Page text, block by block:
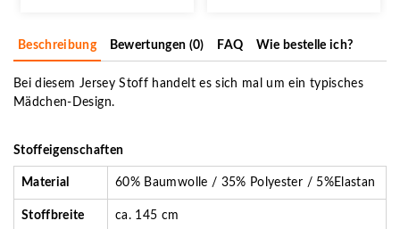
Beschreibung Bewertungen (0) FAQ Wie bestelle ich?
Bei diesem Jersey Stoff handelt es sich mal um ein typisches
Mädchen-Design.
Stoffeigenschaften
Material 60% Baumwolle / 35% Polyester / 5%Elastan
Stoffbreite ca. 145 cm